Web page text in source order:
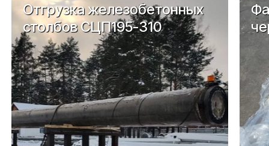
Отгрузка железобетонных
столбов СЦП195-310